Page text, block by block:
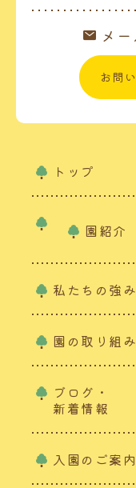
メ
お問
トップ
園紹介
私たちの強み
園の取り組み
ブログ・
新着情報
入園のご案内